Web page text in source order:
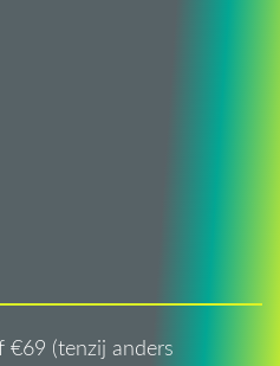
€69 (tenzij anders